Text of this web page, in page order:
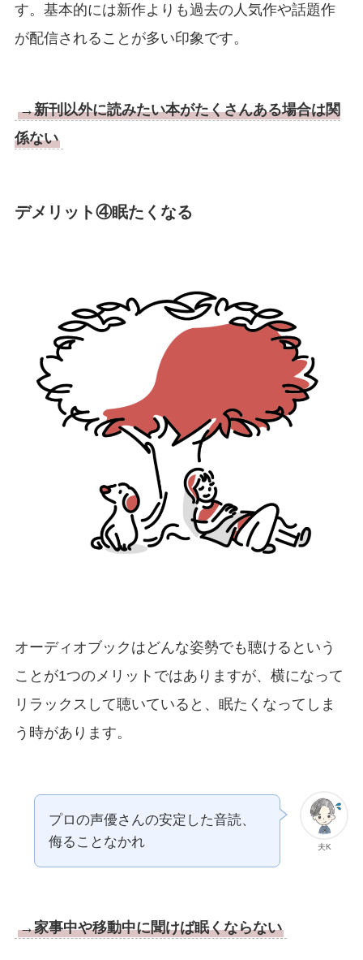
す。基本的には新作よりも過去の人気作や話題作
が配信されることが多い印象です。
→新刊以外に読みたい本がたくさんある場合は関
係ない
デメリット④眠たくなる
オーディオブックはどんな姿勢でも聴けるという
ことが1つのメリットではありますが、横になって
リラックスして聴いていると、眠たくなってしま
う時があります。
夫K
プロの声優さんの安定した音読、
侮ることなかれ
→家事中や移動中に聞けば眠くならない